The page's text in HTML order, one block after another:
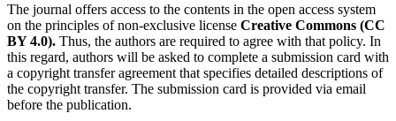
The journal offers access to the contents in the open access system
on the principles of non-exclusive license Creative Commons (CC
BY 4.0). Thus, the authors are required to agree with that policy. In
this regard, authors will be asked to complete a submission card with
a copyright transfer agreement that specifies detailed descriptions of
the copyright transfer. The submission card is provided via email
before the publication.